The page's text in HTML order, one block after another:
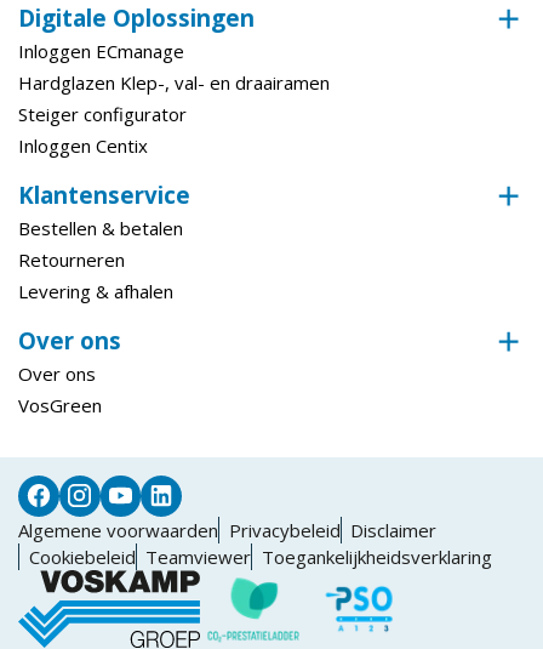
Digitale Oplossingen
Inloggen ECmanage
Hardglazen Klep-, val- en draairamen
Steiger configurator
Inloggen Centix
Klantenservice
Bestellen & betalen
Retourneren
Levering & afhalen
Over ons
Over ons
VosGreen
Algemene voorwaarden Privacybeleid Disclaimer
Cookiebeleid Teamviewer Toegankelijkheidsverklaring